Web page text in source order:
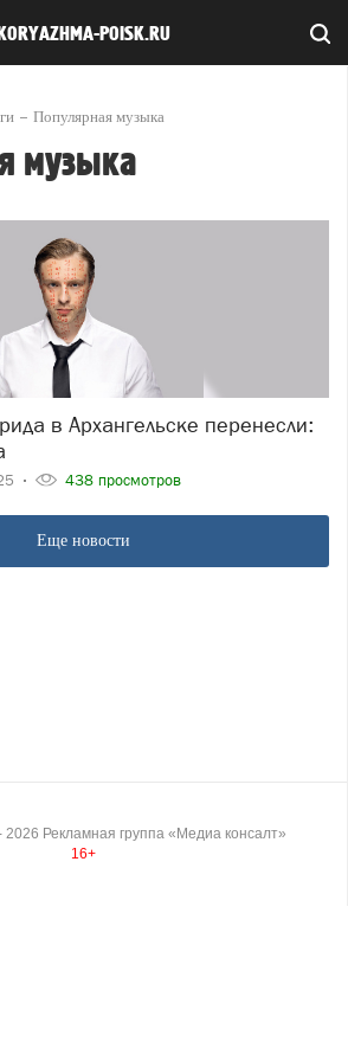
POISK.RU
Популярная музыка
музыка
438 просмотров
Еще новости
2026 Рекламная группа «Медиа консалт»
16+